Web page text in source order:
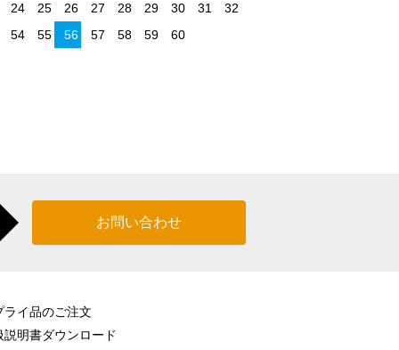
お問い合わせ
ライ品のご注文
説明書ダウンロード